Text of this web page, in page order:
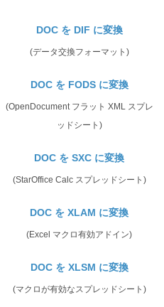
DOC を DIF に変換
(データ交換フォーマット)
DOC を FODS に変換
(OpenDocument フラット XML スプレ
ッドシート)
DOC を SXC に変換
(StarOffice Calc スプレッドシート)
DOC を XLAM に変換
(Excel マクロ有効アドイン)
DOC を XLSM に変換
(マクロが有効なスプレッドシート)